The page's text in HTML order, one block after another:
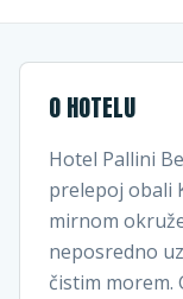
O HOTELU
Hotel Pallini
prelepoj obali
mirnom
neposredno
čistim morem.